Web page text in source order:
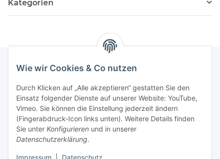
Wie wir Cookies & Co nutzen
Durch Klicken auf „Alle akzeptieren“ gestatten Sie den
Einsatz folgender Dienste auf unserer Website: YouTube,
Vimeo. Sie können die Einstellung jederzeit ändern
(Fingerabdruck-Icon links unten). Weitere Details finden
Sie unter Konfigurieren und in unserer
Datenschutzerklärung.
Kategorien
Informationen
036204. 803903
Achtung!!!